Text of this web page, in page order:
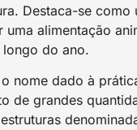
Destaca-se como
uma alimentação
do ano.
nome dado à
de grandes